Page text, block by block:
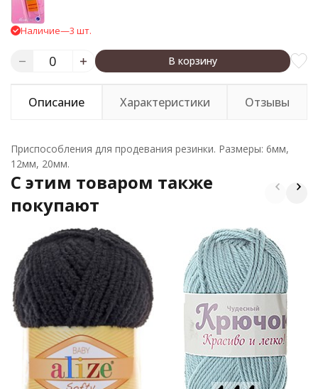
Наличие—3 шт.
В корзину
Описание Характеристики Отзывы
Приспособления для продевания резинки. Размеры: 6мм,
12мм, 20мм.
C этим товаром также
покупают